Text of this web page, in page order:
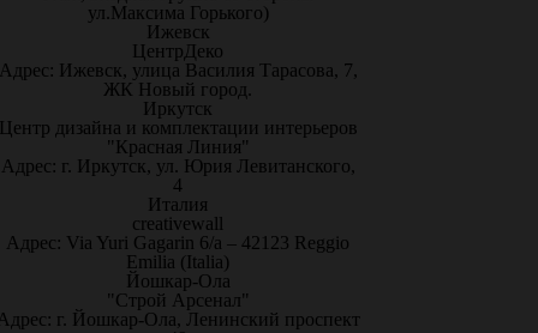
ул.Максима Горького)
Ижевск
ЦентрДеко
Ижевск, улица Василия Тарасова, 7,
ЖК Новый город.
Иркутск
дизайна и комплектации интерьеров
"Красная Линия"
Адрес: г. Иркутск, ул. Юрия Левитанского,
4
Италия
creativewall
Адрес: Via Yuri Gagarin 6/a – 42123 Reggio
Emilia (Italia)
Йошкар-Ола
"Строй Арсенал"
г. Йошкар-Ола, Ленинский проспект